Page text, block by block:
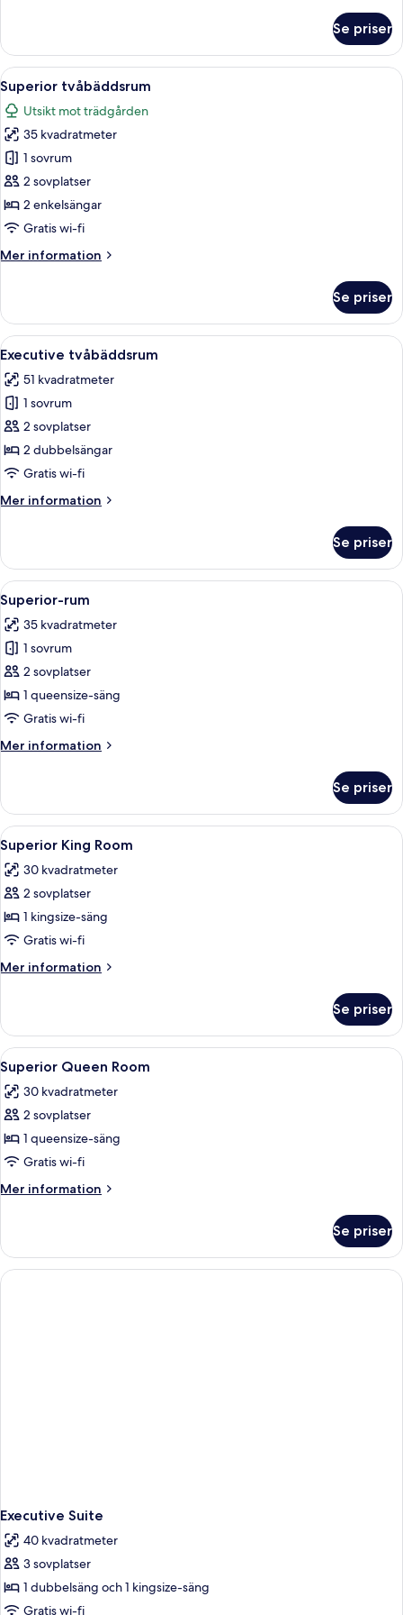
trippelrum
Se priser
Öppna
alla
foton
för
Superior
tvåbäddsrum
Ett hotellrum med två sängar, en
5
Superior tvåbäddsrum
Utsikt mot trädgården
35 kvadratmeter
1 sovrum
2 sovplatser
2 enkelsängar
Gratis wi-fi
Mer information
Mer
tvåbäddsrum
Se priser
Öppna
alla
foton
för
Executive
tvåbäddsrum
Ett hotellrum med två sängar i trä,
4
Executive tvåbäddsrum
51 kvadratmeter
1 sovrum
2 sovplatser
2 dubbelsängar
Gratis wi-fi
Mer information
Mer
tvåbäddsrum
Se priser
Öppna
alla
foton
för
Superior-
rum
Ett hotellrum med en stor säng, två
4
Superior-rum
35 kvadratmeter
1 sovrum
2 sovplatser
1 queensize-säng
Gratis wi-fi
Mer information
Mer
rum
Se priser
Öppna
alla
foton
för
Superior
King
Room
Ett hotellrum med en säng, ett
6
Superior King Room
30 kvadratmeter
2 sovplatser
1 kingsize-säng
Gratis wi-fi
Mer information
Mer
King
Room
Se priser
Öppna
alla
foton
för
Superior
Queen
Room
Ett hotellrum med en stor säng, två
6
Superior Queen Room
30 kvadratmeter
2 sovplatser
1 queensize-säng
Gratis wi-fi
Mer information
Mer
Queen
Room
Se priser
Executive Suite
40 kvadratmeter
3 sovplatser
1 dubbelsäng och 1 kingsize-säng
Gratis wi-fi